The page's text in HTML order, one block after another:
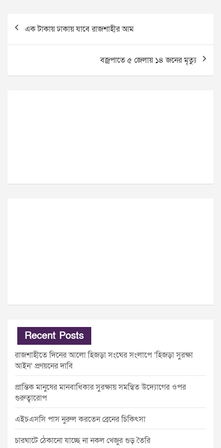
Post
navigation
এক টাকায় ঢাকায় যাবে রাজশাহীর আম
বজ্রপাতে ৫ জেলায় ১৪ জনের মৃত্যু
Recent Posts
রাজশাহীতে দিনের আলো হিজড়া সংঘের সংলাপে ‘হিজড়া সুরক্ষা
আইন’ প্রণয়নের দাবি
প্রান্তিক মানুষের মানবাধিকার সুরক্ষায় সমন্বিত উদ্যোগের ওপর
গুরুত্বারোপ
এইচএসসি পাস নুরুল করতেন ব্রেনের চিকিৎসা
চারঘাটে ঠেকানো যাচ্ছে না নকল খেজুর গুড় তৈরি